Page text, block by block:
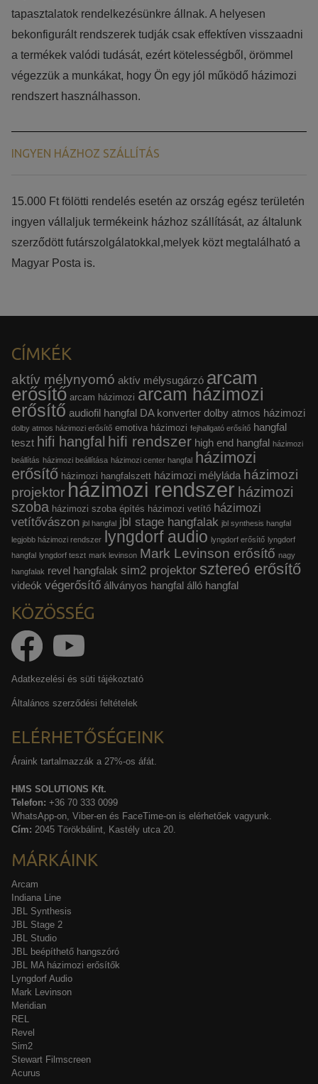
tapasztalatok rendelkezésünkre állnak. A helyesen
bekonfigurált rendszerek tudják csak effektíven visszaadni
a termékek valódi tudását, ezért kötelességből, örömmel
végezzük a munkákat, hogy Ön egy jól működő házimozi
rendszert használhasson.
INGYEN HÁZHOZ SZÁLLÍTÁS
15.000 Ft fölötti rendelés esetén az ország egész területén
ingyen vállaljuk termékeink házhoz szállítását, az általunk
szerződött futárszolgálatokkal,melyek közt megtalálható a
Magyar Posta is.
CÍMKÉK
aktív mélynyomó aktív mélysugárzó arcam
erősítő arcam házimozi arcam házimozi
erősítő audiofil hangfal DA konverter dolby atmos házimozi
dolby atmos házimozi erősítő emotiva házimozi fejhallgató erősítő hangfal
teszt hifi hangfal hifi rendszer high end hangfal házimozi
beállítás házimozi beállítása házimozi center hangfal házimozi
erősítő házimozi hangfalszett házimozi mélyláda házimozi
projektor házimozi rendszer házimozi
szoba házimozi szoba építés házimozi vetítő házimozi
vetítővászon jbl hangfal jbl stage hangfalak jbl synthesis hangfal
legjobb házimozi rendszer lyngdorf audio lyngdorf erősítő lyngdorf
hangfal lyngdorf teszt mark levinson Mark Levinson erősítő nagy
hangfalak revel hangfalak sim2 projektor sztereó erősítő
videók végerősítő állványos hangfal álló hangfal
KÖZÖSSÉG
Adatkezelési és süti tájékoztató
Általános szerződési feltételek
ELÉRHETŐSÉGEINK
Áraink tartalmazzák a 27%-os áfát.
HMS SOLUTIONS Kft.
Telefon: +36 70 333 0099
WhatsApp-on, Viber-en és FaceTime-on is elérhetőek vagyunk.
Cím: 2045 Törökbálint, Kastély utca 20.
MÁRKÁINK
Arcam
Indiana Line
JBL Synthesis
JBL Stage 2
JBL Studio
JBL beépíthető hangszóró
JBL MA házimozi erősítők
Lyngdorf Audio
Mark Levinson
Meridian
REL
Revel
Sim2
Stewart Filmscreen
Acurus